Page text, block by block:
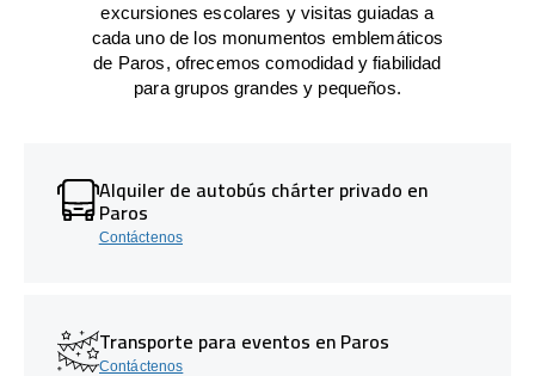
excursiones escolares y visitas guiadas a
cada uno de los monumentos emblemáticos
de Paros, ofrecemos comodidad y fiabilidad
para grupos grandes y pequeños.
Alquiler de autobús chárter privado en
Paros
Contáctenos
Transporte para eventos en Paros
Contáctenos